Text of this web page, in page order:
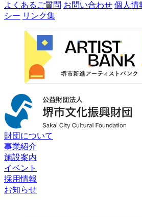
よくあるご質問 お問い合わせ 個人情
シー リンク集
財団について
事業紹介
施設案内
イベント
採用情報
お知らせ